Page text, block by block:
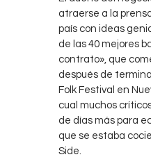
atraerse a la
país con ideas
de las 40 mejores
contrato», que
después de
Folk Festival en
cual muchos
de días más para
que se estaba
Side.